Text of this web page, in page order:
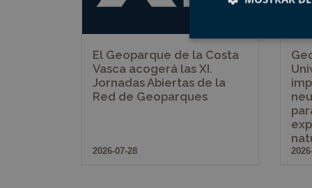
El Geoparque de la Costa
Vasca acogerá las XI.
Jornadas Abiertas de la
Red de Geoparques
2026-07-28
Cookies
Las cookies
gestión de cuentas.